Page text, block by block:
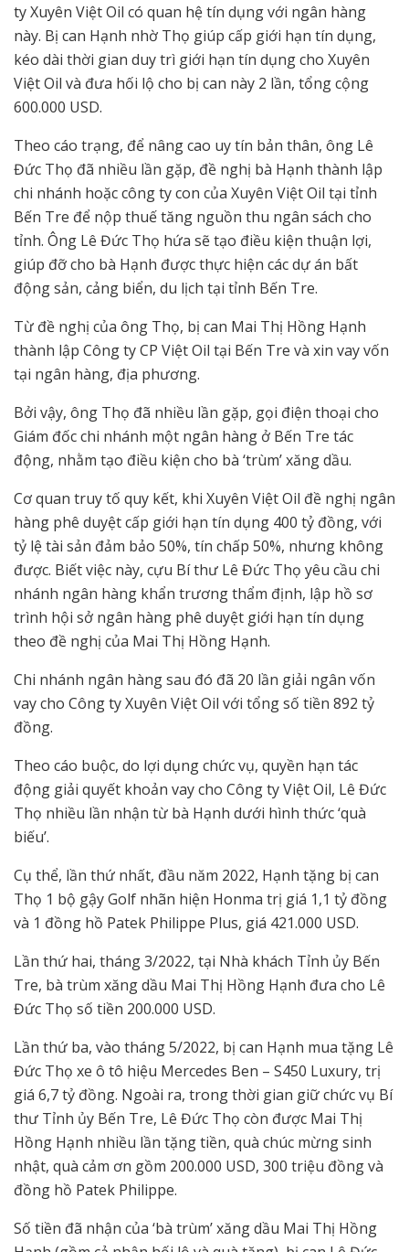
ty Xuyên Việt Oil có quan hệ tín dụng với ngân hàng
này. Bị can Hạnh nhờ Thọ giúp cấp giới hạn tín dụng,
kéo dài thời gian duy trì giới hạn tín dụng cho Xuyên
Việt Oil và đưa hối lộ cho bị can này 2 lần, tổng cộng
600.000 USD.
Theo cáo trạng, để nâng cao uy tín bản thân, ông Lê
Đức Thọ đã nhiều lần gặp, đề nghị bà Hạnh thành lập
chi nhánh hoặc công ty con của Xuyên Việt Oil tại tỉnh
Bến Tre để nộp thuế tăng nguồn thu ngân sách cho
tỉnh. Ông Lê Đức Thọ hứa sẽ tạo điều kiện thuận lợi,
giúp đỡ cho bà Hạnh được thực hiện các dự án bất
động sản, cảng biển, du lịch tại tỉnh Bến Tre.
Từ đề nghị của ông Thọ, bị can Mai Thị Hồng Hạnh
thành lập Công ty CP Việt Oil tại Bến Tre và xin vay vốn
tại ngân hàng, địa phương.
Bởi vậy, ông Thọ đã nhiều lần gặp, gọi điện thoại cho
Giám đốc chi nhánh một ngân hàng ở Bến Tre tác
động, nhằm tạo điều kiện cho bà ‘trùm’ xăng dầu.
Cơ quan truy tố quy kết, khi Xuyên Việt Oil đề nghị ngân
hàng phê duyệt cấp giới hạn tín dụng 400 tỷ đồng, với
tỷ lệ tài sản đảm bảo 50%, tín chấp 50%, nhưng không
được. Biết việc này, cựu Bí thư Lê Đức Thọ yêu cầu chi
nhánh ngân hàng khẩn trương thẩm định, lập hồ sơ
trình hội sở ngân hàng phê duyệt giới hạn tín dụng
theo đề nghị của Mai Thị Hồng Hạnh.
Chi nhánh ngân hàng sau đó đã 20 lần giải ngân vốn
vay cho Công ty Xuyên Việt Oil với tổng số tiền 892 tỷ
đồng.
Theo cáo buộc, do lợi dụng chức vụ, quyền hạn tác
động giải quyết khoản vay cho Công ty Việt Oil, Lê Đức
Thọ nhiều lần nhận từ bà Hạnh dưới hình thức ‘quà
biếu’.
Cụ thể, lần thứ nhất, đầu năm 2022, Hạnh tặng bị can
Thọ 1 bộ gậy Golf nhãn hiện Honma trị giá 1,1 tỷ đồng
và 1 đồng hồ Patek Philippe Plus, giá 421.000 USD.
Lần thứ hai, tháng 3/2022, tại Nhà khách Tỉnh ủy Bến
Tre, bà trùm xăng dầu Mai Thị Hồng Hạnh đưa cho Lê
Đức Thọ số tiền 200.000 USD.
Lần thứ ba, vào tháng 5/2022, bị can Hạnh mua tặng Lê
Đức Thọ xe ô tô hiệu Mercedes Ben – S450 Luxury, trị
giá 6,7 tỷ đồng. Ngoài ra, trong thời gian giữ chức vụ Bí
thư Tỉnh ủy Bến Tre, Lê Đức Thọ còn được Mai Thị
Hồng Hạnh nhiều lần tặng tiền, quà chúc mừng sinh
nhật, quà cảm ơn gồm 200.000 USD, 300 triệu đồng và
đồng hồ Patek Philippe.
Số tiền đã nhận của ‘bà trùm’ xăng dầu Mai Thị Hồng